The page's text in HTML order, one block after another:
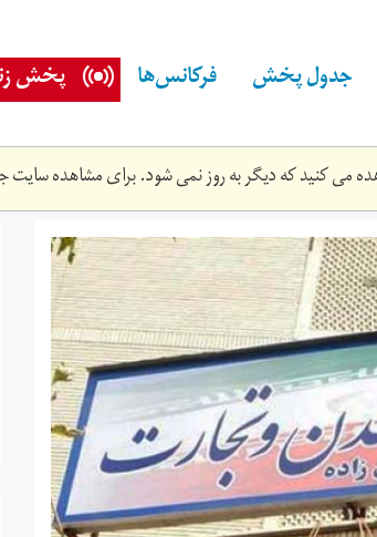
جدول پخش فرکانس‌ها پخش
می کنید که دیگر به روز نمی شود. برای مشاهده سایت